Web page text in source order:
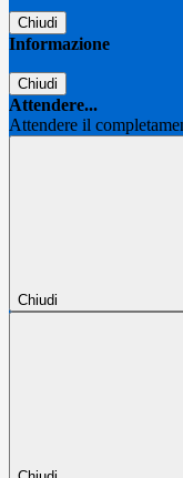
Chiudi
Informazione
Chiudi
Attendere...
Attendere il
Chiudi